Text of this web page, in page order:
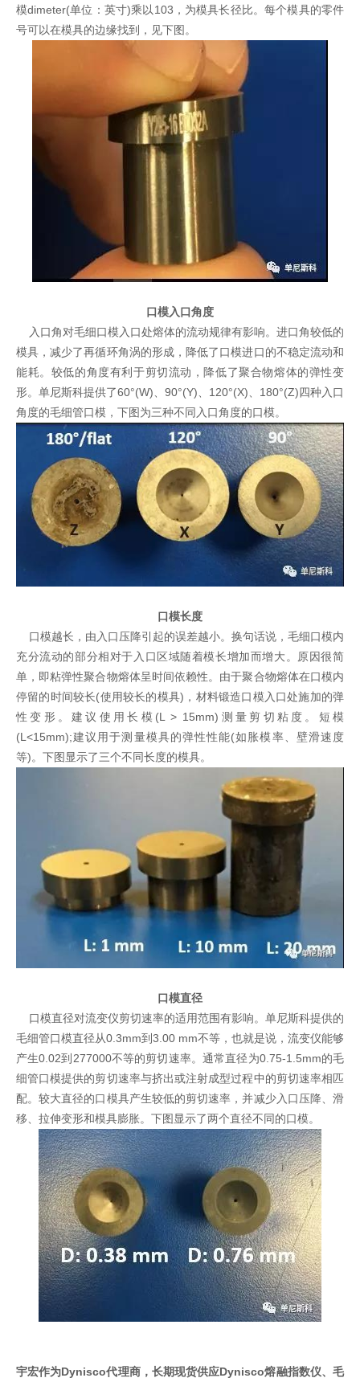
模dimeter(单位：英寸)乘以 103 ，为模具长径比。每个模具的零件
号可以在模具的边缘找到，见下图。
口模入口角度
入口角对毛细口模入口处熔体的流动规律有影响。进口角较低的
模具，减少了再循环角涡的形成，降低了口模进口的不稳定流动和
能耗。较低的角度有利于剪切流动，降低了聚合物熔体的弹性变
形。单尼斯科提供了60°(W) 90°(Y) 120°(X) 180°(Z)四种入口
角度的毛细管口模，下图为三种不同入口角度的口模。
口模长度
口模越长，由入口压降引起的误差越小。换句话说，毛细口模内
充分流动的部分相对于入口区域随着模长增加而增大。原因很简
单，即粘弹性聚合物熔体呈时间依赖性。由于聚合物熔体在口模内
停留的时间较长(使用较长的模具) ，材料锻造口模入口处施加的弹
性变形。建议使用长模 (L > 15mm) 测量剪切粘度。短模
(L<15mm);建议用于测量模具的弹性性能(如胀模率、壁滑速度
等)。下图显示了三个不同长度的模具。
口模直径
口模直径对流变仪剪切速率的适用范围有影响。单尼斯科提供的
毛细管口模直径从0.3mm到 3.00 mm不等，也就是说，流变仪能够
产生0.02到 277000不等的剪切速率。通常直径为0.75-1.5mm的毛
细管口模提供的剪切速率与挤出或注射成型过程中的剪切速率相匹
配。较大直径的口模具产生较低的剪切速率，并减少入口压降、滑
移、拉伸变形和模具膨胀。下图显示了两个直径不同的口模。
宇宏作为Dynisco代理商，长期现货供应Dynisco熔融指数仪、毛